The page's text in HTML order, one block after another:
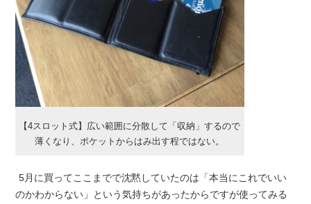
【4スロット式】広い範囲に分散して「収納」するので
薄くなり、ポケットからはみ出す程ではない。
5月に買ってここまでで沈黙していたのは「本当にこれでいい
のかわからない」という気持ちがあったからですが使ってみる